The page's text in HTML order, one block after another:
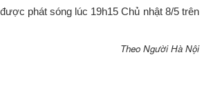
phát sóng lúc 19h15 Chủ nhật 8/5 trên
Theo Người Hà Nội